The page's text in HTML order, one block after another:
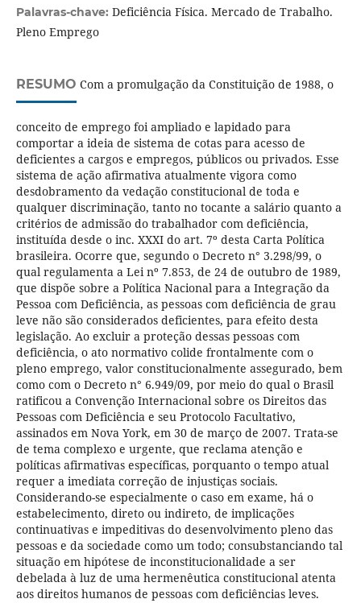
Palavras-chave: Deficiência Física. Mercado de Trabalho.
Pleno Emprego
RESUMO Com a promulgação da Constituição de 1988, o
conceito de emprego foi ampliado e lapidado para
comportar a ideia de sistema de cotas para acesso de
deficientes a cargos e empregos, públicos ou privados. Esse
sistema de ação afirmativa atualmente vigora como
desdobramento da vedação constitucional de toda e
qualquer discriminação, tanto no tocante a salário quanto a
critérios de admissão do trabalhador com deficiência,
instituída desde o inc. XXXI do art. 7º desta Carta Política
brasileira. Ocorre que, segundo o Decreto n° 3.298/99, o
qual regulamenta a Lei nº 7.853, de 24 de outubro de 1989,
que dispõe sobre a Política Nacional para a Integração da
Pessoa com Deficiência, as pessoas com deficiência de grau
leve não são considerados deficientes, para efeito desta
legislação. Ao excluir a proteção dessas pessoas com
deficiência, o ato normativo colide frontalmente com o
pleno emprego, valor constitucionalmente assegurado, bem
como com o Decreto n° 6.949/09, por meio do qual o Brasil
ratificou a Convenção Internacional sobre os Direitos das
Pessoas com Deficiência e seu Protocolo Facultativo,
assinados em Nova York, em 30 de março de 2007. Trata-se
de tema complexo e urgente, que reclama atenção e
políticas afirmativas específicas, porquanto o tempo atual
requer a imediata correção de injustiças sociais.
Considerando-se especialmente o caso em exame, há o
estabelecimento, direto ou indireto, de implicações
continuativas e impeditivas do desenvolvimento pleno das
pessoas e da sociedade como um todo; consubstanciando tal
situação em hipótese de inconstitucionalidade a ser
debelada à luz de uma hermenêutica constitucional atenta
aos direitos humanos de pessoas com deficiências leves.